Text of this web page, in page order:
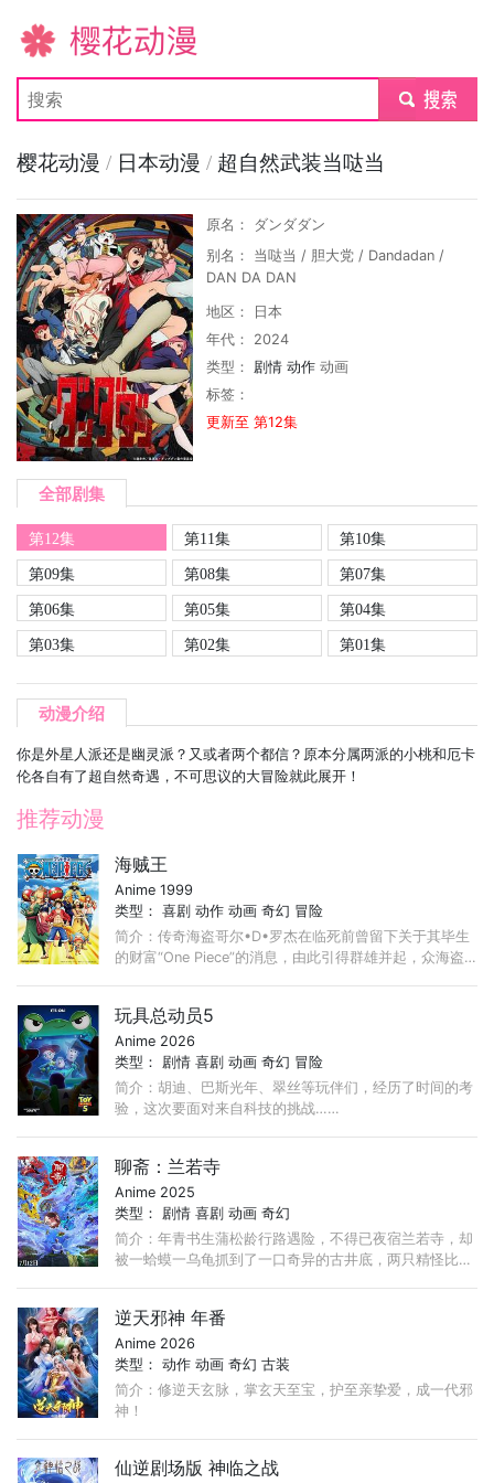
樱花动漫
submit
樱花动漫 / 日本动漫 / 超自然武装当哒当
原名： ダンダダン
别名： 当哒当 / 胆大党 / Dandadan /
DAN DA DAN
地区： 日本
年代： 2024
类型： 剧情 动作 动画
标签：
更新至 第12集
全部剧集
第12集 第11集
第10集
第09集
第08集
第07集
第06集
第05集
第04集
第03集
第02集 第01集
动漫介绍
你是外星人派还是幽灵派？又或者两个都信？原本分属两派的小桃和厄卡
伦各自有了超自然奇遇，不可思议的大冒险就此展开！
推荐动漫
海贼王
Anime 1999
类型：喜剧 动作 动画 奇幻 冒险
简介：传奇海盗哥尔•D•罗杰在临死前曾留下关于其毕生
的财富“One Piece”的消息，由此引得群雄并起，众海盗
玩具总动员5
Anime 2026
类型： 剧情 喜剧 动画 奇幻 冒险
简介：胡迪、巴斯光年、翠丝等玩伴们，经历了时间的考
验，这次要面对来自科技的挑战……
聊斋：兰若寺
Anime 2025
类型： 剧情 喜剧 动画 奇幻
简介：年青书生蒲松龄行路遇险，不得已夜宿兰若寺，却
被一蛤蟆一乌龟抓到了一口奇异的古井底，两只精怪比赛
逆天邪神 年番
Anime 2026
类型：动作 动画 奇幻 古装
简介：修逆天玄脉，掌玄天至宝，护至亲挚爱，成一代邪
神！
仙逆剧场版 神临之战